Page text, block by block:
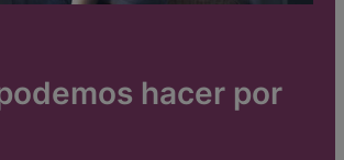
hacer por